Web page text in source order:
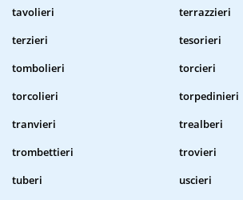
tavolieri
terrazzieri
terzieri
tesorieri
tombolieri
torcieri
torcolieri
torpedinieri
tranvieri
trealberi
trombettieri
trovieri
tuberi
uscieri